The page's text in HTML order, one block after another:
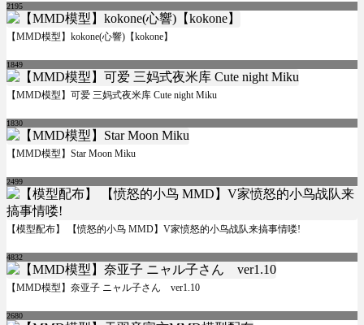
2195
【MMD模型】kokone(心響)【kokone】
1849
【MMD模型】可爱 三妈式夜米库 Cute night Miku
1830
【MMD模型】Star Moon Miku
2499
【模型配布】 【愤怒的小鸟 MMD】V家愤怒的小鸟战队来搞事情喽!
4832
【MMD模型】奈亚子 ニャル子さん ver1.10
2680